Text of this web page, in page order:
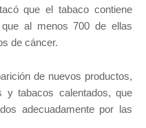
que el tabaco contiene
al menos 700 de ellas
de cáncer.
de nuevos productos,
y tabacos calentados, que
adecuadamente por las